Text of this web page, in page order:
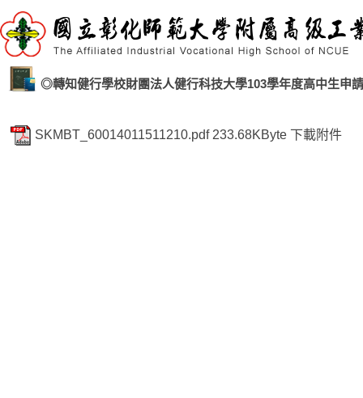
◎轉知健行學校財團法人健行科技大學103學年度高中生申
SKMBT_60014011511210.pdf 233.68KByte 下載附件